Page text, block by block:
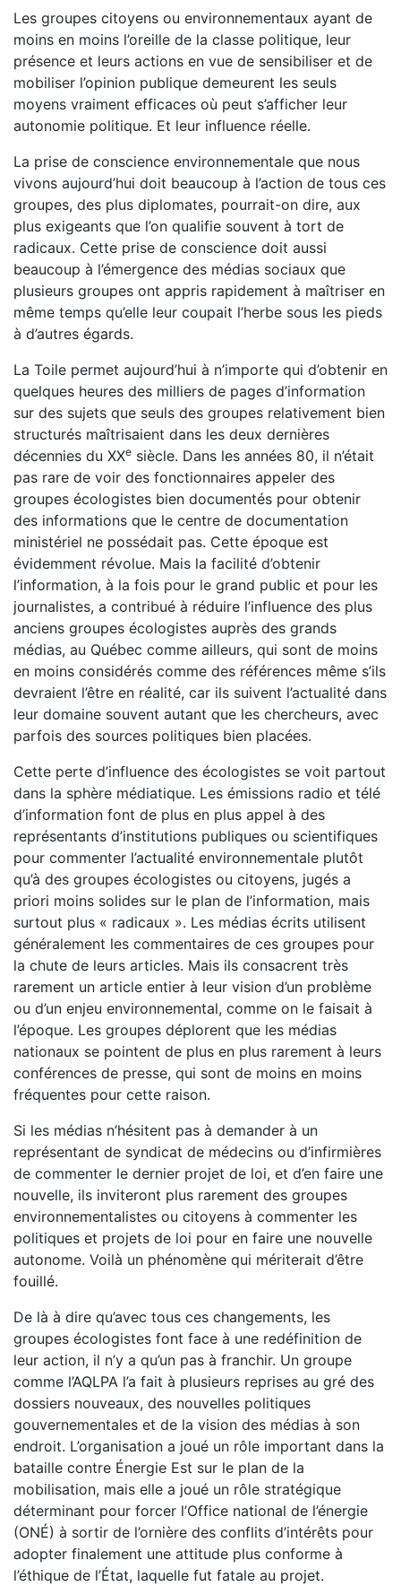
Les groupes citoyens ou environnementaux ayant de
moins en moins l’oreille de la classe politique, leur
présence et leurs actions en vue de sensibiliser et de
mobiliser l’opinion publique demeurent les seuls
moyens vraiment efficaces où peut s’afficher leur
autonomie politique. Et leur influence réelle.
La prise de conscience environnementale que nous
vivons aujourd’hui doit beaucoup à l’action de tous ces
groupes, des plus diplomates, pourrait-on dire, aux
plus exigeants que l’on qualifie souvent à tort de
radicaux. Cette prise de conscience doit aussi
beaucoup à l’émergence des médias sociaux que
plusieurs groupes ont appris rapidement à maîtriser en
même temps qu’elle leur coupait l’herbe sous les pieds
à d’autres égards.
La Toile permet aujourd’hui à n’importe qui d’obtenir en
quelques heures des milliers de pages d’information
sur des sujets que seuls des groupes relativement bien
structurés maîtrisaient dans les deux dernières
décennies du XXe siècle. Dans les années 80, il n’était
pas rare de voir des fonctionnaires appeler des
groupes écologistes bien documentés pour obtenir
des informations que le centre de documentation
ministériel ne possédait pas. Cette époque est
évidemment révolue. Mais la facilité d’obtenir
l’information, à la fois pour le grand public et pour les
journalistes, a contribué à réduire l’influence des plus
anciens groupes écologistes auprès des grands
médias, au Québec comme ailleurs, qui sont de moins
en moins considérés comme des références même s’ils
devraient l’être en réalité, car ils suivent l’actualité dans
leur domaine souvent autant que les chercheurs, avec
parfois des sources politiques bien placées.
Cette perte d’influence des écologistes se voit partout
dans la sphère médiatique. Les émissions radio et télé
d’information font de plus en plus appel à des
représentants d’institutions publiques ou scientifiques
pour commenter l’actualité environnementale plutôt
qu’à des groupes écologistes ou citoyens, jugés a
priori moins solides sur le plan de l’information, mais
surtout plus « radicaux ». Les médias écrits utilisent
généralement les commentaires de ces groupes pour
la chute de leurs articles. Mais ils consacrent très
rarement un article entier à leur vision d’un problème
ou d’un enjeu environnemental, comme on le faisait à
l’époque. Les groupes déplorent que les médias
nationaux se pointent de plus en plus rarement à leurs
conférences de presse, qui sont de moins en moins
fréquentes pour cette raison.
Si les médias n’hésitent pas à demander à un
représentant de syndicat de médecins ou d’infirmières
de commenter le dernier projet de loi, et d’en faire une
nouvelle, ils inviteront plus rarement des groupes
environnementalistes ou citoyens à commenter les
politiques et projets de loi pour en faire une nouvelle
autonome. Voilà un phénomène qui mériterait d’être
fouillé.
De là à dire qu’avec tous ces changements, les
groupes écologistes font face à une redéfinition de
leur action, il n’y a qu’un pas à franchir. Un groupe
comme l’AQLPA l’a fait à plusieurs reprises au gré des
dossiers nouveaux, des nouvelles politiques
gouvernementales et de la vision des médias à son
endroit. L’organisation a joué un rôle important dans la
bataille contre Énergie Est sur le plan de la
mobilisation, mais elle a joué un rôle stratégique
déterminant pour forcer l’Office national de l’énergie
(ONÉ) à sortir de l’ornière des conflits d’intérêts pour
adopter finalement une attitude plus conforme à
l’éthique de l’État, laquelle fut fatale au projet.